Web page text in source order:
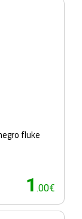
fluke
1 .00€